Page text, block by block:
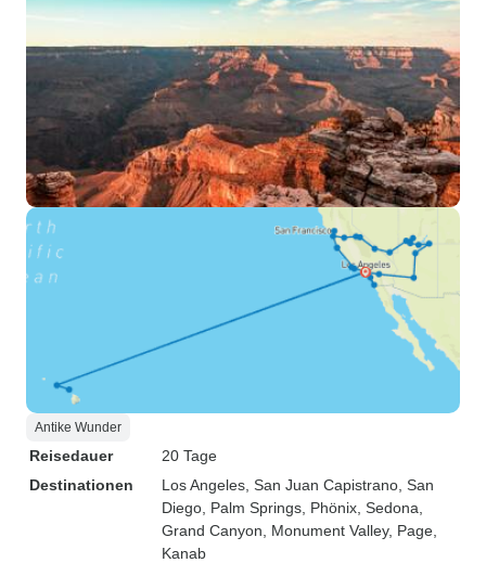
Antike Wunder
Reisedauer
20 Tage
Destinationen
Los Angeles , San Juan Capistrano , San
Diego , Palm Springs , Phönix , Sedona
Grand Canyon , Monument Valley, Page
Kanab